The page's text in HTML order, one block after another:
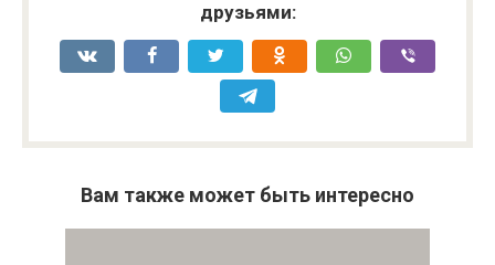
друзьями:
Вам также может быть интересно